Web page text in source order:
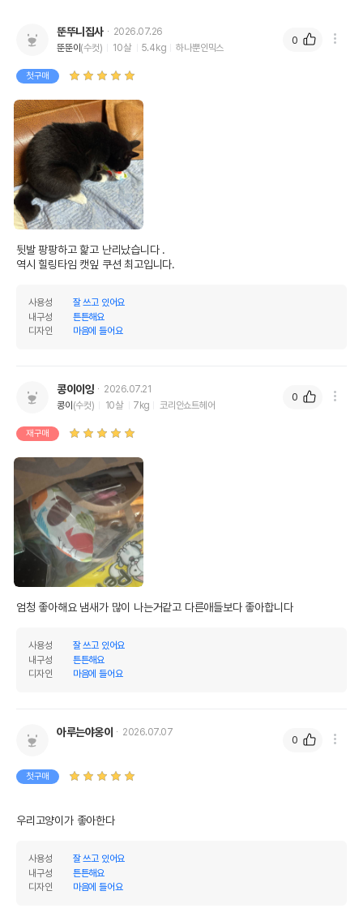
뚠뚜니집사
2026.07.26
뚠뚠이 (수컷) 10살 5.4kg 하나뿐인믹스
첫구매
뒷발 팡팡하고 핥고 난리났습니다 .
역시 힐링타임 캣잎 쿠션 최고입니다.
사용성
잘 쓰고 있어요
내구성
튼튼해요
디자인
마음에 들어요
0
콩이이잉
2026.07.21
콩이 (수컷) 10살 7kg 코리안쇼트헤어
재구매
엄청 좋아해요 냄새가 많이 나는거같고 다른애들보다 좋아합니다
사용성
잘 쓰고 있어요
내구성
튼튼해요
디자인
마음에 들어요
0
아루는야옹이 2026.07.07
첫구매
우리고양이가 좋아한다
사용성
잘 쓰고 있어요
내구성
튼튼해요
디자인
마음에 들어요
0